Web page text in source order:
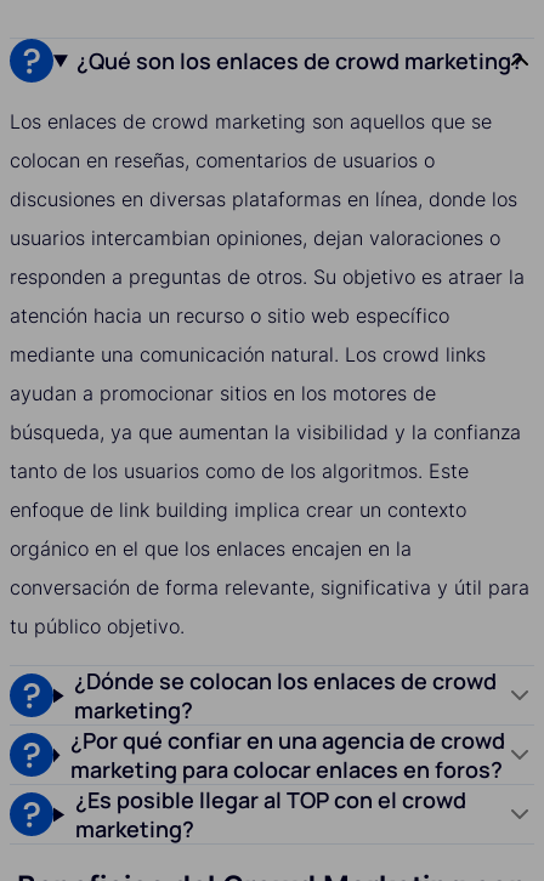
¿Qué son los enlaces de crowd marketing?
Los enlaces de crowd marketing son aquellos que se
colocan en reseñas, comentarios de usuarios o
discusiones en diversas plataformas en línea, donde los
usuarios intercambian opiniones, dejan valoraciones o
responden a preguntas de otros. Su objetivo es atraer la
atención hacia un recurso o sitio web específico
mediante una comunicación natural. Los crowd links
ayudan a promocionar sitios en los motores de
búsqueda, ya que aumentan la visibilidad y la confianza
tanto de los usuarios como de los algoritmos. Este
enfoque de link building implica crear un contexto
orgánico en el que los enlaces encajen en la
conversación de forma relevante, significativa y útil para
tu público objetivo.
¿Dónde se colocan los enlaces de crowd
marketing?
¿Por qué confiar en una agencia de crowd
marketing para colocar enlaces en foros?
¿Es posible llegar al TOP con el crowd
marketing?